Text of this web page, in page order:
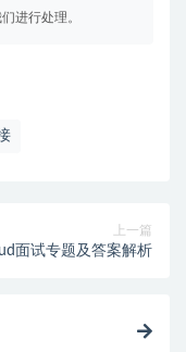
进行处理。
上一篇
面试专题及答案解析